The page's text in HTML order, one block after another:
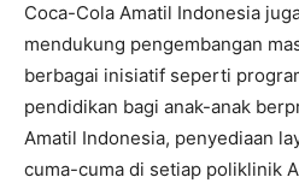
Coca-Cola Amatil Indonesia
mendukung pengembangan
berbagai inisiatif seperti
pendidikan bagi anak-anak
Amatil Indonesia, penyediaan
cuma-cuma di setiap poliklinik